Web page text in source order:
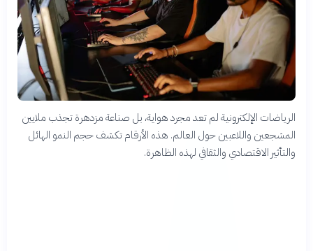
الرياضات الإلكترونية لم تعد مجرد هواية، بل صناعة مزدهرة تجذب ملايين
المشجعين واللاعبين حول العالم. هذه الأرقام تكشف حجم النمو الهائل
والتأثير الاقتصادي والثقافي لهذه الظاهرة.